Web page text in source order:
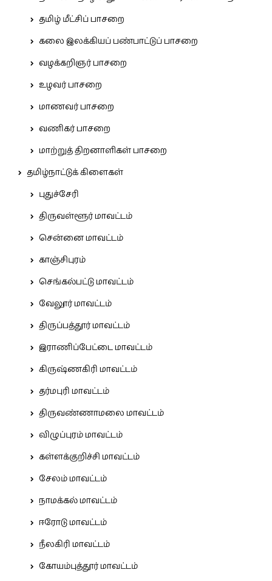
தமிழ் மீட்சிப் பாசறை
கலை இலக்கியப் பண்பாட்டுப் பாசறை
வழக்கறிஞர் பாசறை
உழவர் பாசறை
மாணவர் பாசறை
வணிகர் பாசறை
மாற்றுத் திறனாளிகள் பாசறை
தமிழ்நாட்டுக் கிளைகள்
புதுச்சேரி
திருவள்ளூர் மாவட்டம்
சென்னை மாவட்டம்
காஞ்சிபுரம்
செங்கல்பட்டு மாவட்டம்
வேலூர் மாவட்டம்
திருப்பத்தூர் மாவட்டம்
இராணிப்பேட்டை மாவட்டம்
கிருஷ்ணகிரி மாவட்டம்
தர்மபுரி மாவட்டம்
திருவண்ணாமலை மாவட்டம்
விழுப்புரம் மாவட்டம்
கள்ளக்குறிச்சி மாவட்டம்
சேலம் மாவட்டம்
நாமக்கல் மாவட்டம்
ஈரோடு மாவட்டம்
நீலகிரி மாவட்டம்
கோயம்புத்தூர் மாவட்டம்